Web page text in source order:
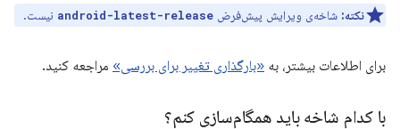
نکته: شاخه‌ی ویرایش پیش‌فرض android-latest-release نیست.
برای اطلاعات بیشتر، به «بارگذاری تغییر برای بررسی» مراجعه کنید.
با کدام شاخه باید همگام‌سازی کنم؟